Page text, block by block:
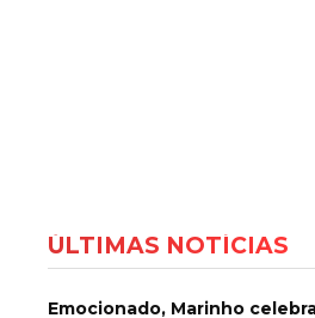
ÚLTIMAS NOTÍCIAS
Emocionado, Marinho